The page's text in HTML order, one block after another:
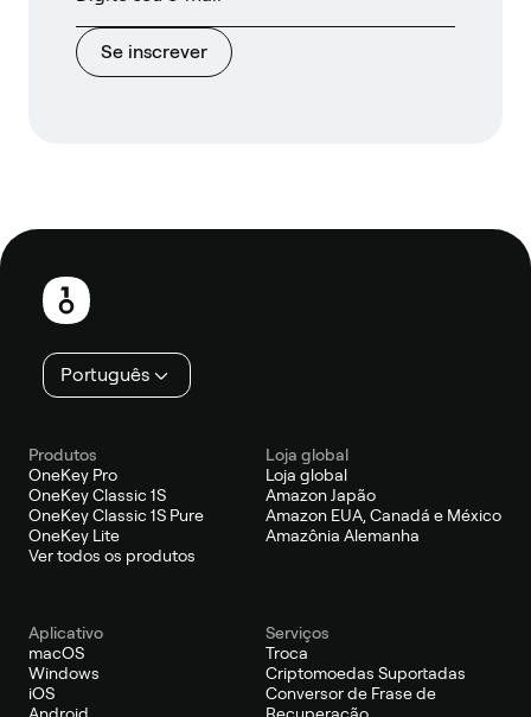
Se inscrever
Rodapé
Português
Produtos
OneKey Pro
OneKey Classic 1S
OneKey Classic 1S Pure
OneKey Lite
Ver todos os produtos
Loja global
Loja global
Amazon Japão
Amazon EUA, Canadá e México
Amazônia Alemanha
Aplicativo
macOS
Windows
iOS
Android
Serviços
Troca
Criptomoedas Suportadas
Conversor de Frase de
Recuperação